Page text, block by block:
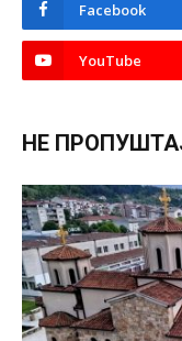
Facebook
YouTube
НЕ